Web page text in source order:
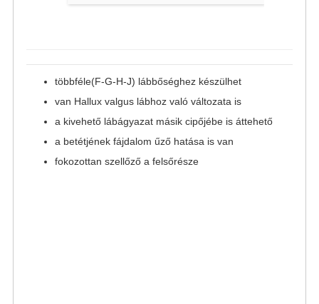
többféle(F-G-H-J) lábbőséghez készülhet
van Hallux valgus lábhoz való változata is
a kivehető lábágyazat másik cipőjébe is áttehető
a betétjének fájdalom űző hatása is van
fokozottan szellőző a felsőrésze